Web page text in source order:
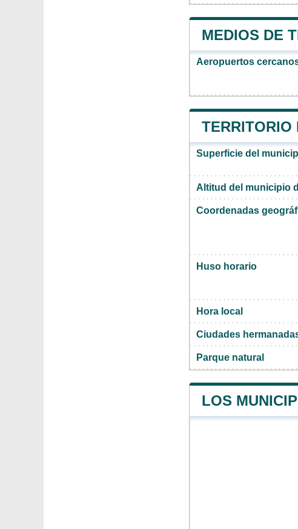
MEDIOS DE
Aeropuertos
TERRITORIO
Superficie del
Altitud del municipio
Coordenadas
Huso horario
Hora local
Ciudades
Parque natural
LOS